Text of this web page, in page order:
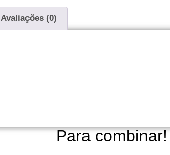
Avaliações (0)
Para combinar!